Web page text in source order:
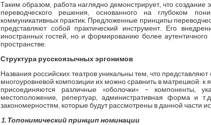
Таким образом, работа наглядно демонстрирует, что
переводческого решения, основанного на глубоком
коммуникативных практик. Предложенные принципы
представляют собой практический инструмент. Его
иностранных гостей, но и формированию более аутентичного
пространстве.
Структура русскоязычных эргонимов
Названия российских театров уникальны тем, что
многоуровневой композиции их можно сравнить в матрешкой: к
присоединяются различные «оболочки» – компоненты,
местоположение, репертуар, административная форма и
закономерностям, которые будут рассмотрены в данной части
1.Топонимический принцип номинации